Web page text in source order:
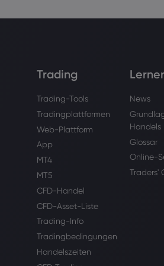
Trading
Trading-Tools
Tradingplattformen
Web-Plattform
App
MT4
MT5
CFD-Handel
CFD-Asset-Liste
Trading-Info
Tradingbedingungen
Handelszeiten
News
Handels
Glossar
Online-
Traders'